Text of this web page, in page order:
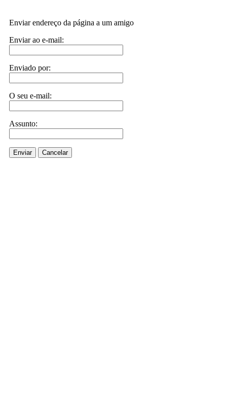
Enviar endereço da página a um amigo
Enviar ao e-mail:
Enviado por:
O seu e-mail:
Assunto:
Enviar Cancelar